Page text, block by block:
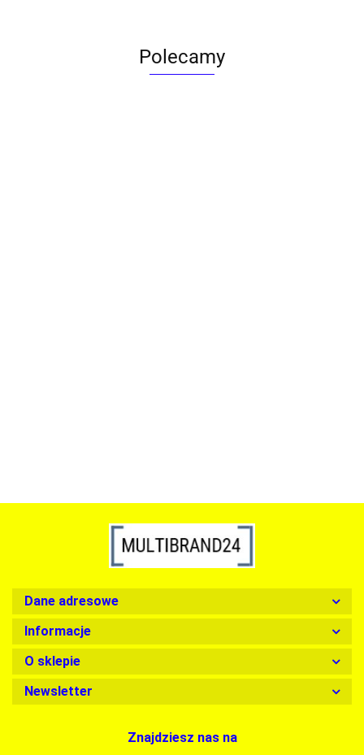
Polecamy
Dane adresowe
Informacje
O sklepie
Newsletter
Znajdziesz nas na